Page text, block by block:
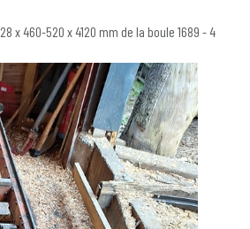
x 460-520 x 4120 mm de la boule 1689 - 4